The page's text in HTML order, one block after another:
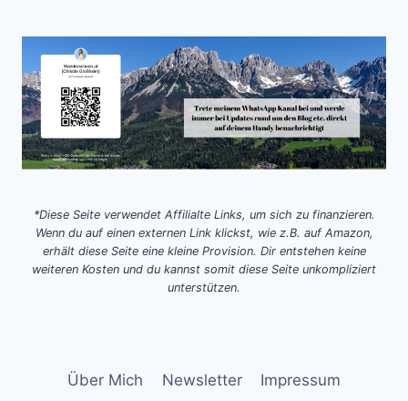
*Diese Seite verwendet Affilialte Links, um sich zu finanzieren.
Wenn du auf einen externen Link klickst, wie z.B. auf Amazon,
erhält diese Seite eine kleine Provision. Dir entstehen keine
weiteren Kosten und du kannst somit diese Seite unkompliziert
unterstützen.
Über Mich Newsletter Impressum